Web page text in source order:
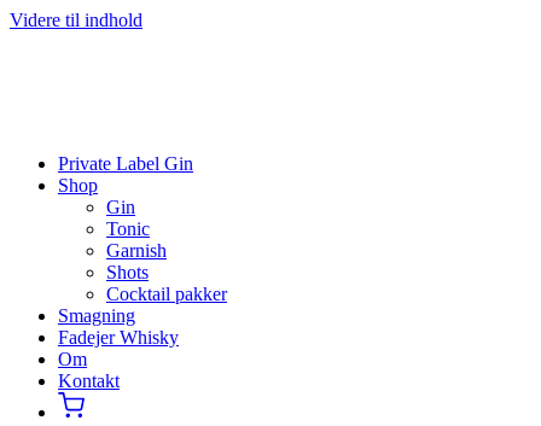
Videre til indhold
Private Label Gin
Shop
Gin
Tonic
Garnish
Shots
Cocktail pakker
Smagning
Fadejer Whisky
Om
Kontakt